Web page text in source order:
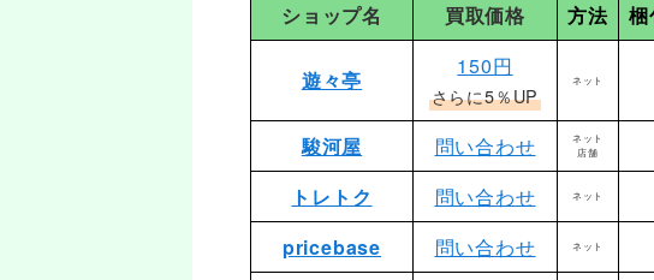
ショップ名 買取価格 方法 梱
遊々亭
150円
さらに5％UP
ネット
駿河屋 問い合わせ
ネット
店舗
トレトク 問い合わせ ネット
pricebase 問い合わせ ネット